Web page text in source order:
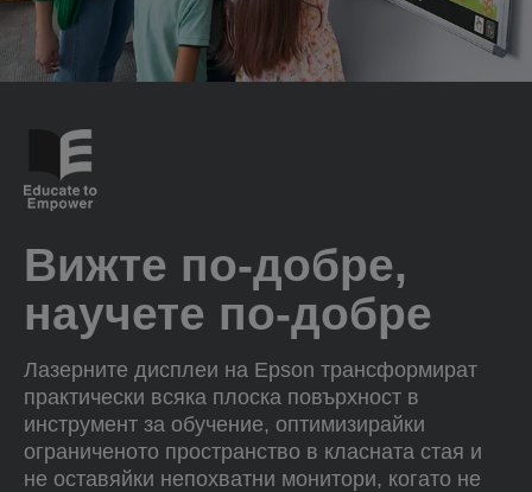
Вижте по-добре,
научете по-добре
Лазерните дисплеи на Epson трансформират
практически всяка плоска повърхност в
инструмент за обучение, оптимизирайки
ограниченото пространство в класната стая и
не оставяйки непохватни монитори, когато не